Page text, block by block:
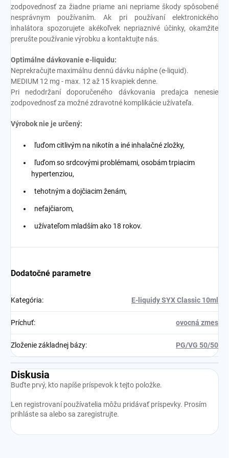
zodpovednosť za žiadne priame ani nepriame škody spôsobené
nesprávnym používaním. Ak pri používaní elektronického
inhalátora spozorujete akékoľvek nepriaznivé účinky, okamžite
prerušte používanie výrobku a kontaktujte nás.
Optimálne dávkovanie e-liquidu:
Neprekračujte maximálnu dennú dávku náplne (e-liquid).
MEDIUM 12 mg - max. 12 až 15 kvapiek denne.
Pri nedodržaní doporučeného dávkovania predajca nenesie
zodpovednosť za možné zdravotné komplikácie užívateľa.
Výrobok nie je určený:
ľuďom citlivým na nikotín a iné inhalačné zložky,
ľuďom so srdcovými problémami, osobám trpiacim
hypertenziou,
tehotným a dojčiacim ženám,
nefajčiarom,
užívateľom mladším ako 18 rokov.
Dodatočné parametre
Kategória: E-liquidy SYX Classic 10ml
Príchuť: ovocná zmes
Zloženie základnej bázy: PG/VG 50/50
Diskusia
Buďte prvý, kto napíše príspevok k tejto položke.
Len registrovaní používatelia môžu pridávať príspevky. Prosím
prihláste sa alebo sa zaregistrujte.